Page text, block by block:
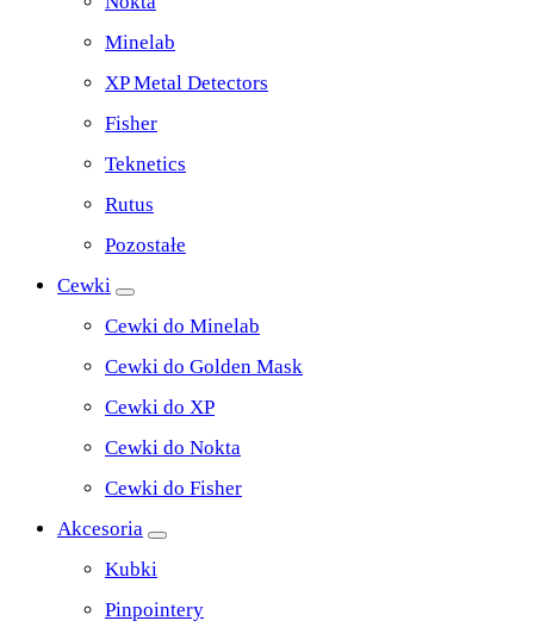
Minelab
XP Metal Detectors
Fisher
Teknetics
Rutus
Pozostałe
Cewki
Cewki do Minelab
Cewki do Golden Mask
Cewki do XP
Cewki do Nokta
Cewki do Fisher
Akcesoria
Kubki
Pinpointery